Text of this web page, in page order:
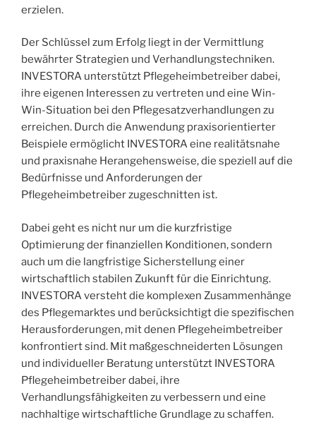
erzielen.
Der Schlüssel zum Erfolg liegt in der Vermittlung
bewährter Strategien und Verhandlungstechniken.
INVESTORA unterstützt Pflegeheimbetreiber dabei,
ihre eigenen Interessen zu vertreten und eine Win-
Win-Situation bei den Pflegesatzverhandlungen zu
erreichen. Durch die Anwendung praxisorientierter
Beispiele ermöglicht INVESTORA eine realitätsnahe
und praxisnahe Herangehensweise, die speziell auf die
Bedürfnisse und Anforderungen der
Pflegeheimbetreiber zugeschnitten ist.
Dabei geht es nicht nur um die kurzfristige
Optimierung der finanziellen Konditionen, sondern
auch um die langfristige Sicherstellung einer
wirtschaftlich stabilen Zukunft für die Einrichtung.
INVESTORA versteht die komplexen Zusammenhänge
des Pflegemarktes und berücksichtigt die spezifischen
Herausforderungen, mit denen Pflegeheimbetreiber
konfrontiert sind. Mit maßgeschneiderten Lösungen
und individueller Beratung unterstützt INVESTORA
Pflegeheimbetreiber dabei, ihre
Verhandlungsfähigkeiten zu verbessern und eine
nachhaltige wirtschaftliche Grundlage zu schaffen.